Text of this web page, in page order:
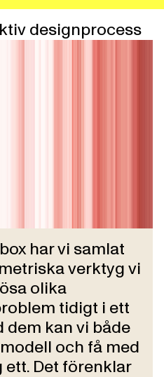
designprocess
har vi samlat
verktyg vi
olika
tidigt i ett
dem kan vi både
och få med
ett. Det förenklar